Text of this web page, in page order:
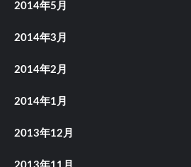
2014年5月
2014年3月
2014年2月
2014年1月
2013年12月